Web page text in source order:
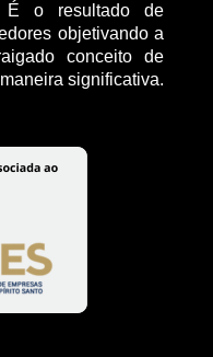
É o resultado de
objetivando a
conceito de
significativa.